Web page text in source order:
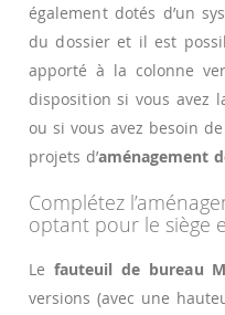
également dotés d’un
du dossier et il est
apporté à la colonne
disposition si vous avez
ou si vous avez besoin
projets d’aménagement
Complétez
optant pour le siège
Le fauteuil de bureau
versions (avec une